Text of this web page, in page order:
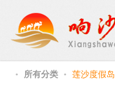
● 所有分类 ● 莲沙度假岛